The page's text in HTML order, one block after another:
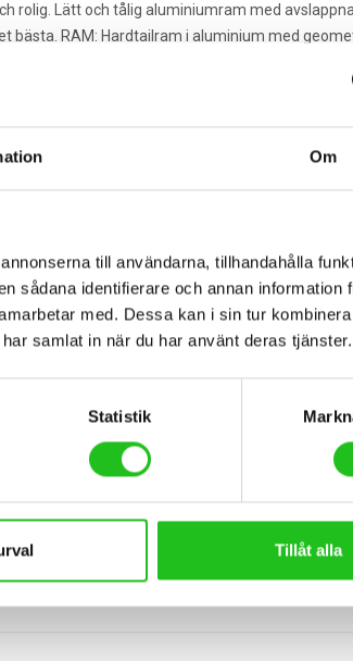
Om
till användarna, tillhandahålla
sådana identifierare och annan information
med. Dessa kan i sin tur
samlat in när du har använt deras tjänster.
Statistik
Tillåt alla
rolig. Lätt och tålig aluminiumram med
RAM: Hardtailram i aluminium med
växlar och hydrauliska skivbromsar. RST-gaffel
västkusten. Cyklar som tar dig från dagis till
livets alla skeden. Helst ska den kunna
och saltade vägar. Därför utvecklar vi den i
med perfekt vridstyvhet, vikt och funktion. När
på sadeln och hur cykeln ska användas. En
simulatorer. Det ger oss full kontroll över allt
får vi tillgång till de senaste materialen
i Osaka Japan har dom varit ledande inom
cykelkomponenter är en garanti för hög